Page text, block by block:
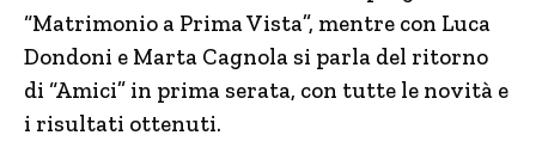
“Matrimonio a Prima Vista”, mentre con Luca
Dondoni e Marta Cagnola si parla del ritorno
di “Amici” in prima serata, con tutte le novità e
i risultati ottenuti.